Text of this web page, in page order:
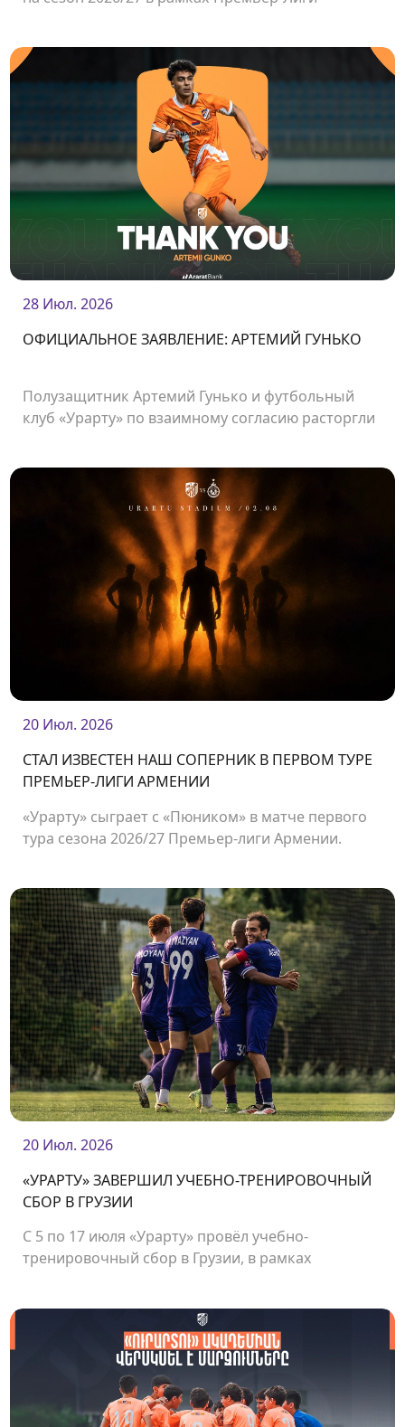
28 Июл. 2026
ОФИЦИАЛЬНОЕ ЗАЯВЛЕНИЕ: АРТЕМИЙ ГУНЬКО
Полузащитник Артемий Гунько и футбольный
клуб «Урарту» по взаимному согласию расторгли
20 Июл. 2026
СТАЛ ИЗВЕСТЕН НАШ СОПЕРНИК В ПЕРВОМ ТУРЕ
ПРЕМЬЕР-ЛИГИ АРМЕНИИ
«Урарту» сыграет с «Пюником» в матче первого
тура сезона 2026/27 Премьер-лиги Армении.
20 Июл. 2026
«УРАРТУ» ЗАВЕРШИЛ УЧЕБНО-ТРЕНИРОВОЧНЫЙ
СБОР В ГРУЗИИ
С 5 по 17 июля «Урарту» провёл учебно-
тренировочный сбор в Грузии, в рамках